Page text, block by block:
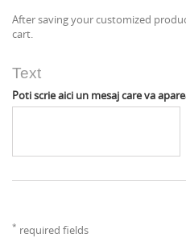
After saving your customized
cart.
Text
Poti scrie aici un mesaj care va
* required fields